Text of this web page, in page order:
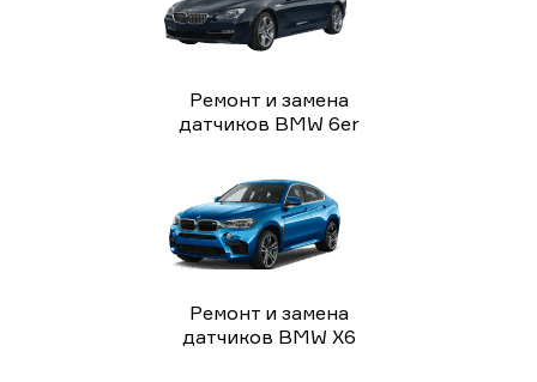
Ремонт и замена
датчиков BMW 6er
Ремонт и замена
датчиков BMW X6